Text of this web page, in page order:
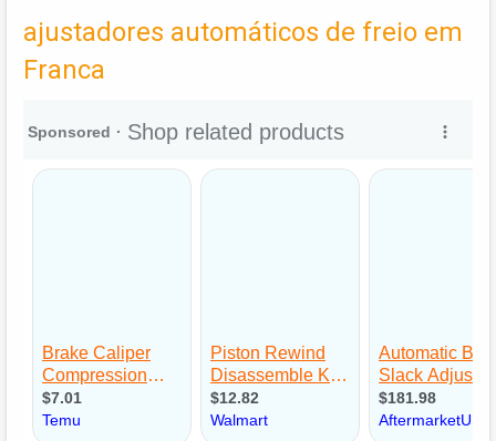
ajustadores automáticos de freio em
Franca